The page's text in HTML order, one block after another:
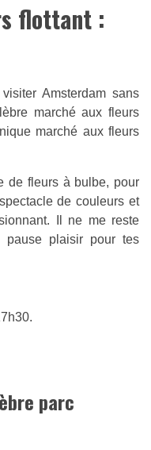
flottant :
Amsterdam sans
marché aux fleurs
marché aux fleurs
de fleurs à bulbe, pour
de couleurs et
Il ne me reste
pause plaisir pour tes
parc